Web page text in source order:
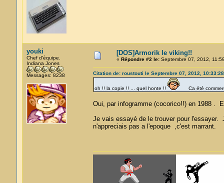
youki
Chef d'équipe.
Indiana Jones
Messages: 8238
[DOS]Armorik le viking!!
« Répondre #2 le:Septembre 07, 2012,
Citation de: roustouti le Septembre 07, 2012, 10:33:28
oh !! la copie !! ... quel honte !! Ca été
Oui, par infogramme (cocorico!!) en 1988 .
Je vais essayé de le trouver pour l'essayer.
n'appreciais pas a l'epoque ,c'est marrant.